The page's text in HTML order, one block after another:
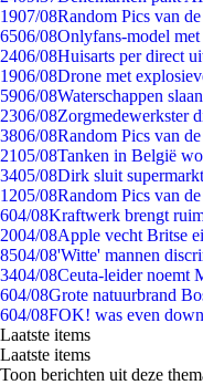
1907/08Random Pics van
6506/08Onlyfans-model
2406/08Huisarts per direct
1906/08Drone met
5906/08Waterschappen
2306/08Zorgmedewerkster
3806/08Random Pics van
2105/08Tanken in België
3405/08Dirk sluit
1205/08Random Pics van
604/08Kraftwerk brengt
2004/08Apple vecht Britse
8504/08'Witte' mannen
3404/08Ceuta-leider noemt
604/08Grote natuurbrand
604/08FOK! was even down
Laatste items
Laatste items
Toon berichten uit deze